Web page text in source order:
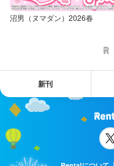
沼男（ヌマダン）2026春
新刊